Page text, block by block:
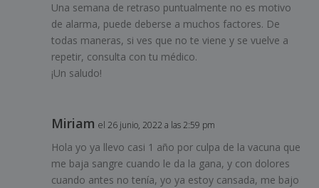
Una semana de retraso puntualmente no es motivo
de alarma, puede deberse a muchos factores. De
todas maneras, si ves que no te viene y se vuelve a
repetir, consulta con tu médico.
¡Un saludo!
Miriam el 26 junio, 2022 a las 2:59 pm
Hola yo ya llevo casi 1 año por culpa de la vacuna que
me baja sangre cuando le da la gana, y con dolores
cuando antes no tenía, yo ya estoy cansada, me bajo